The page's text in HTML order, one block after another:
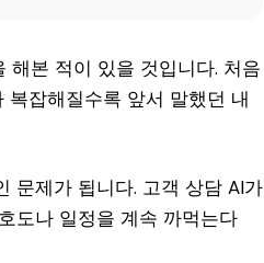
해본 적이 있을 것입니다. 처음
잡해질수록 앞서 말했던 내
문제가 됩니다. 고객 상담 AI가
도나 일정을 계속 까먹는다